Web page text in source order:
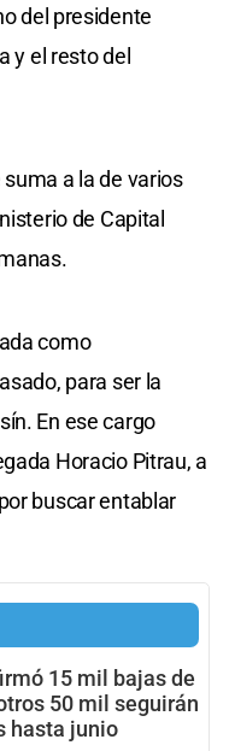
del presidente
y el resto del
a la de varios
de Capital
como
para ser la
En ese cargo
Horacio Pitrau, a
buscar entablar
15 mil bajas de
50 mil seguirán
hasta junio